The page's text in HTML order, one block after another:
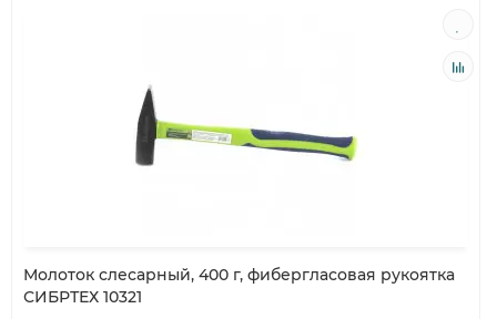
Молоток слесарный, 400 г, фибергласовая рукоятка
СИБРТЕХ 10321